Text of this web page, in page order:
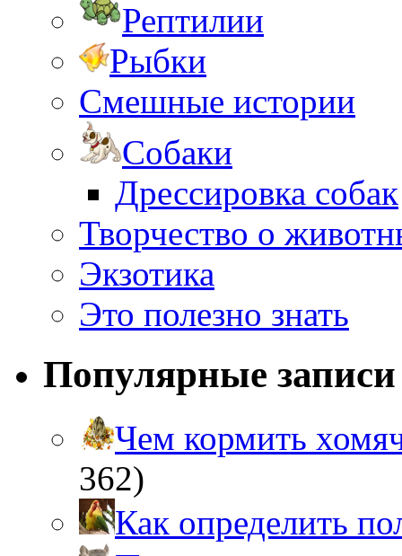
Рептилии
Рыбки
Смешные истории
Собаки
Дрессировка собак
Творчество о
Экзотика
Это полезно знать
Популярные записи
Чем кормить
362)
Как определить